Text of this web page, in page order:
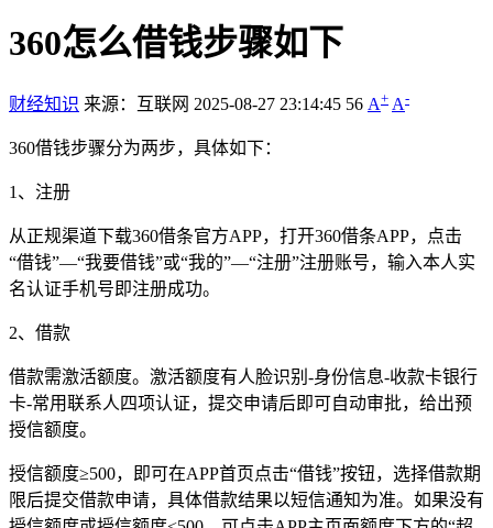
360怎么借钱步骤如下
财经知识 来源：互联网 2025-08-27 23:14:45 56 A+ A-
360借钱步骤分为两步，具体如下：
1、注册
从正规渠道下载360借条官方APP，打开360借条APP，点击
“借钱”—“我要借钱”或“我的”—“注册”注册账号，输入本人实
名认证手机号即注册成功。
2、借款
借款需激活额度。激活额度有人脸识别-身份信息-收款卡银行
卡-常用联系人四项认证，提交申请后即可自动审批，给出预
授信额度。
授信额度≥500，即可在APP首页点击“借钱”按钮，选择借款期
限后提交借款申请，具体借款结果以短信通知为准。如果没有